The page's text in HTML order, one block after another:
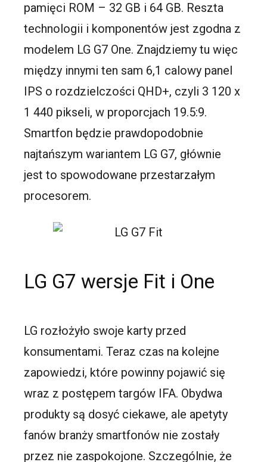
pamięci ROM – 32 GB i 64 GB. Reszta
technologii i komponentów jest zgodna z
modelem LG G7 One. Znajdziemy tu więc
między innymi ten sam 6,1 calowy panel
IPS o rozdzielczości QHD+, czyli 3 120 x
1 440 pikseli, w proporcjach 19.5:9.
Smartfon będzie prawdopodobnie
najtańszym wariantem LG G7, głównie
jest to spowodowane przestarzałym
procesorem.
LG G7 wersje Fit i One
LG rozłożyło swoje karty przed
konsumentami. Teraz czas na kolejne
zapowiedzi, które powinny pojawić się
wraz z postępem targów IFA. Obydwa
produkty są dosyć ciekawe, ale apetyty
fanów branży smartfonów nie zostały
przez nie zaspokojone. Szczególnie, że